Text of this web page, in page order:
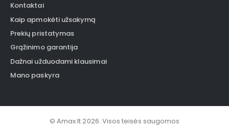
Kontaktai
Kaip apmokėti užsakymą
Prekių pristatymas
Grąžinimo garantija
Dažnai užduodami klausimai
Mano paskyra
© Amax.lt 2026. Visos teisės saugomos